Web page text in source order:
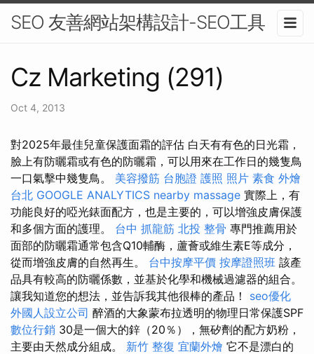
SEO 友善網站架構設計-SEO工具
Cz Marketing (291)
Oct 4, 2013
對2025年最佳兒童保護面霜的評估 白天有有色的日光霜，
臉上有防曬霜或有色的防曬霜，可以用來在工作日的幾隻鳥
一口氣擊中幾隻鳥。 美容撥筋 台胞證 護照 照片 素食 外燴
台北 GOOGLE ANALYTICS nearby massage 實際上，有
功能良好的啞光錶面配方，也是主要的，可以增強皮膚保護
和多個方面的護理。 台中 抓龍筋 北投 整骨 專門推薦用於
面部的防曬霜通常包含Q10輔酶，蘆薈或維生素E等成分，
從而增強皮膚的自然再生。 台中按摩平價 按摩證照班 該產
品具有較高的防曬係數，並基於化學和機械過濾器的組合。
讓我知道您的想法，並告訴我其他很棒的產品！ seo優化
外國人設立公司 醉酒的大象蒙布拉透明的物理日常保護SPF
數位行銷 30是一個大的鋅（20％），無矽劑的配方奶粉，
主要由天然成分組成。 新竹 整復 宜蘭外燴 它不是漂白的